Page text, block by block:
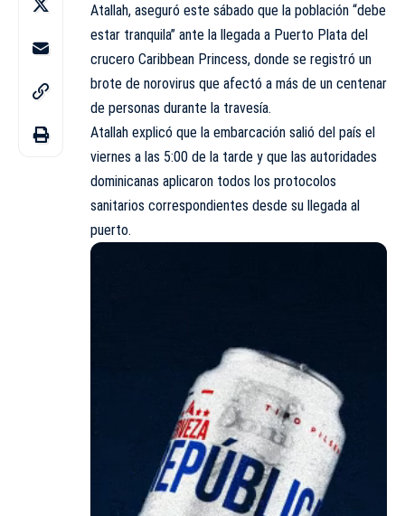
Atallah, aseguró este sábado que la población “debe
estar tranquila” ante la llegada a Puerto Plata del
crucero Caribbean Princess, donde se registró un
brote de norovirus que afectó a más de un centenar
de personas durante la travesía.
Atallah explicó que la embarcación salió del país el
viernes a las 5:00 de la tarde y que las autoridades
dominicanas aplicaron todos los protocolos
sanitarios correspondientes desde su llegada al
puerto.